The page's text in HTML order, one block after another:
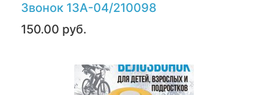
Звонок 13А-04/210098
150.00 руб.